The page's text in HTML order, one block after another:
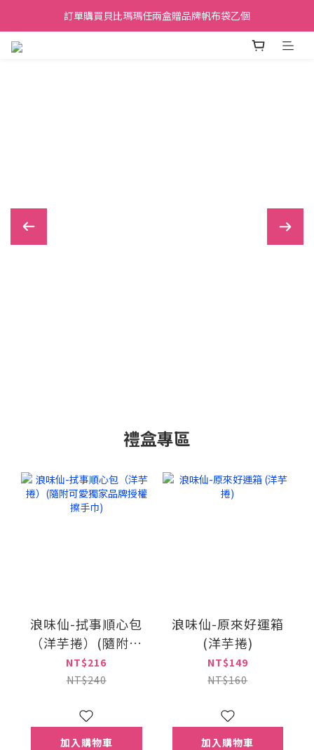
加入會員贈30元購物金，滿699元折50元，滿699即享免運費．
訂單購買貝比瑪瑪任兩盒贈品牌帆布袋乙個
加入會員贈30元購物金，滿699元折50元，滿699即享免運費．
禮盒專區
浪味仙-拭事順心包
（洋芋捲）(隨附可
愛獨家品牌授權擦
手巾)
NT$216
NT$240
加入購物車
浪味仙-原來好運箱
(洋芋捲)
NT$149
NT$160
加入購物車